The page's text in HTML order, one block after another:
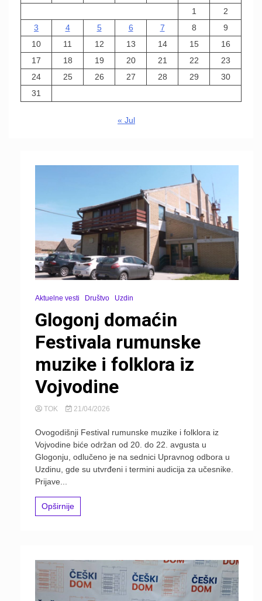
1
2
3
4 5 6 7 8
9
10
11 12 13 14 15
16
17
18 19 20 21 22
23
24
25 26 27 28 29
30
31
« Jul
Aktuelne vesti Društvo Uzdin
Glogonj domaćin
Festivala rumunske
muzike i folklora iz
Vojvodine
TOK 21/04/2026
Ovogodišnji Festival rumunske muzike i folklora iz
Vojvodine biće održan od 20. do 22. avgusta u
Glogonju, odlučeno je na sednici Upravnog odbora u
Uzdinu, gde su utvrđeni i termini audicija za učesnike.
Prijave...
Opširnije